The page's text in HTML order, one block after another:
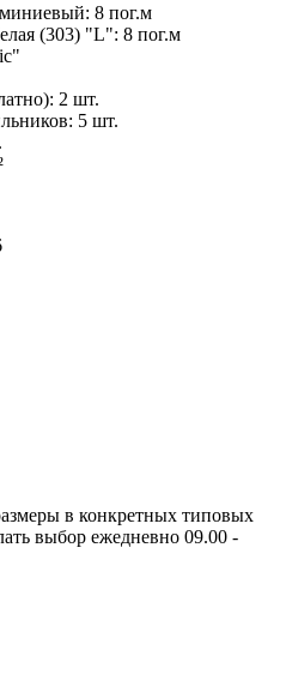
8 пог.м
(303) "L": 8 пог.м
2 шт.
5 шт.
в конкретных типовых
выбор ежедневно 09.00 -